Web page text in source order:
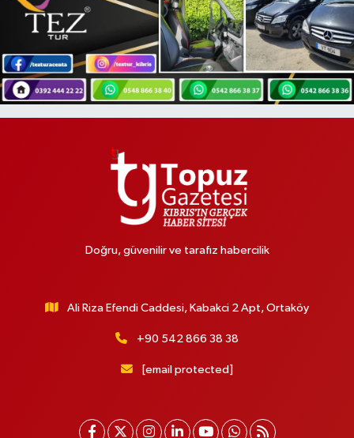
Doğru, güvenilir ve tarafız habercilik
Ali Riza Efendi Caddesi, Kabakci 2 Apt, Ortaköy
+90 542 866 38 38
[email protected]